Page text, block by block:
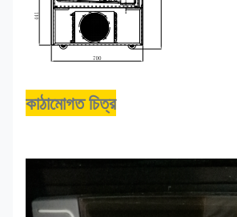
কাঠামোগত চিত্র